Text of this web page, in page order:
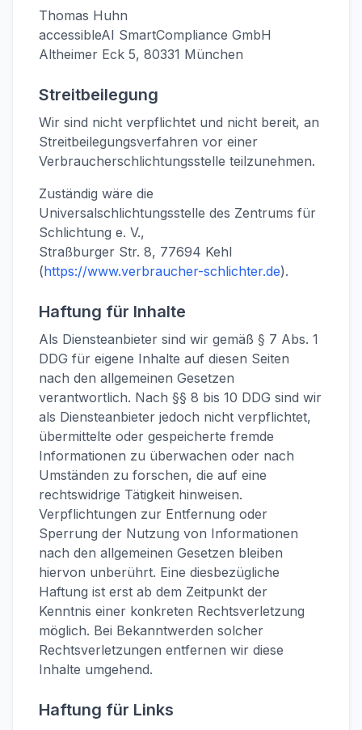
Thomas Huhn
accessibleAI SmartCompliance GmbH
Altheimer Eck 5, 80331 München
Streitbeilegung
Wir sind nicht verpflichtet und nicht bereit, an
Streitbeilegungsverfahren vor einer
Verbraucherschlichtungsstelle teilzunehmen.
Zuständig wäre die
Universalschlichtungsstelle des Zentrums für
Schlichtung e. V.,
Straßburger Str. 8, 77694 Kehl
(https://www.verbraucher-schlichter.de).
Haftung für Inhalte
Als Diensteanbieter sind wir gemäß § 7 Abs. 1
DDG für eigene Inhalte auf diesen Seiten
nach den allgemeinen Gesetzen
verantwortlich. Nach §§ 8 bis 10 DDG sind wir
als Diensteanbieter jedoch nicht verpflichtet,
übermittelte oder gespeicherte fremde
Informationen zu überwachen oder nach
Umständen zu forschen, die auf eine
rechtswidrige Tätigkeit hinweisen.
Verpflichtungen zur Entfernung oder
Sperrung der Nutzung von Informationen
nach den allgemeinen Gesetzen bleiben
hiervon unberührt. Eine diesbezügliche
Haftung ist erst ab dem Zeitpunkt der
Kenntnis einer konkreten Rechtsverletzung
möglich. Bei Bekanntwerden solcher
Rechtsverletzungen entfernen wir diese
Inhalte umgehend.
Haftung für Links